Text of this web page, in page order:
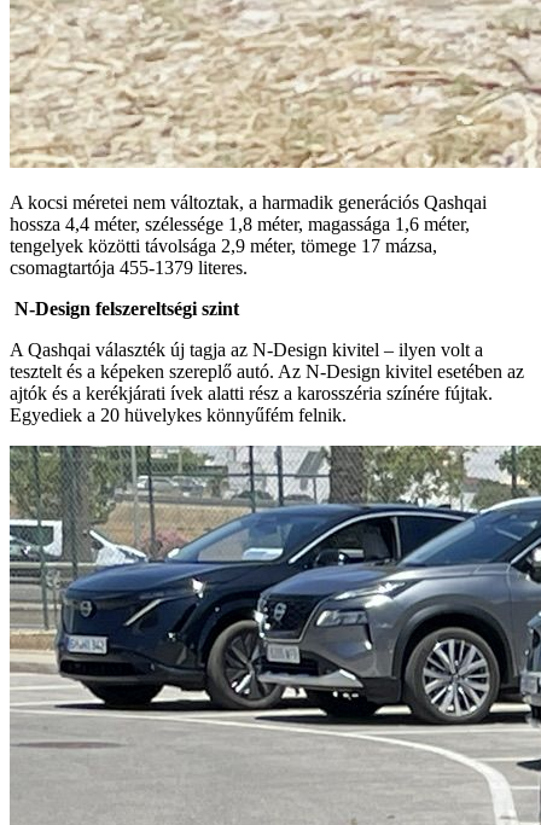
A kocsi méretei nem változtak, a harmadik generációs Qashqai
hossza 4,4 méter, szélessége 1,8 méter, magassága 1,6 méter,
tengelyek közötti távolsága 2,9 méter, tömege 17 mázsa,
csomagtartója 455-1379 literes.
N-Design felszereltségi szint
A Qashqai választék új tagja az N-Design kivitel – ilyen volt a
tesztelt és a képeken szereplő autó. Az N-Design kivitel esetében az
ajtók és a kerékjárati ívek alatti rész a karosszéria színére fújtak.
Egyediek a 20 hüvelykes könnyűfém felnik.